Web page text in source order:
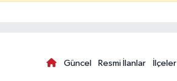
Güncel Resmi İlanlar İlçeler